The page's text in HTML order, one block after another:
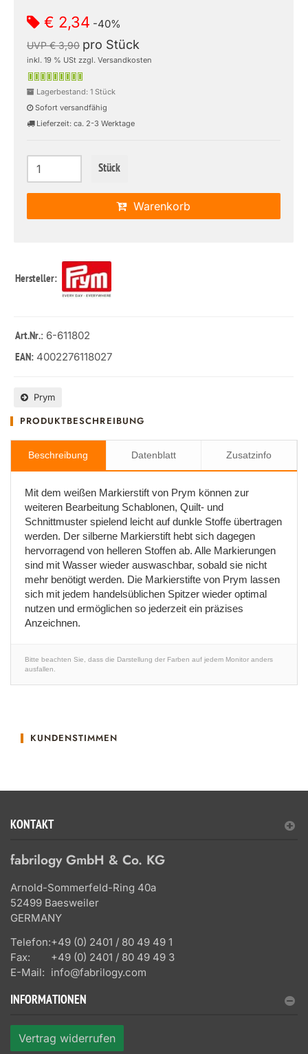
€ 2,34 -40%
UVP € 3,90 pro Stück
inkl. 19 % USt zzgl. Versandkosten
Lagerbestand: 1 Stück
Sofort versandfähig
Lieferzeit: ca. 2-3 Werktage
Stück
Warenkorb
Hersteller:
Art.Nr.: 6-611802
EAN: 4002276118027
Prym
PRODUKTBESCHREIBUNG
Beschreibung Datenblatt Zusatzinfo
Mit dem weißen Markierstift von Prym können zur
weiteren Bearbeitung Schablonen, Quilt- und
Schnittmuster spielend leicht auf dunkle Stoffe übertragen
werden. Der silberne Markierstift hebt sich dagegen
hervorragend von helleren Stoffen ab. Alle Markierungen
sind mit Wasser wieder auswaschbar, sobald sie nicht
mehr benötigt werden. Die Markierstifte von Prym lassen
sich mit jedem handelsüblichen Spitzer wieder optimal
nutzen und ermöglichen so jederzeit ein präzises
Anzeichnen.
Bitte beachten Sie, dass die Darstellung der Farben auf jedem Monitor anders
ausfallen.
KUNDENSTIMMEN
KONTAKT
fabrilogy GmbH & Co. KG
Arnold-Sommerfeld-Ring 40a
52499 Baesweiler
GERMANY
Telefon:+49 (0) 2401 / 80 49 49 1
Fax:
+49 (0) 2401 / 80 49 49 3
E-Mail: info@fabrilogy.com
INFORMATIONEN
Vertrag widerrufen